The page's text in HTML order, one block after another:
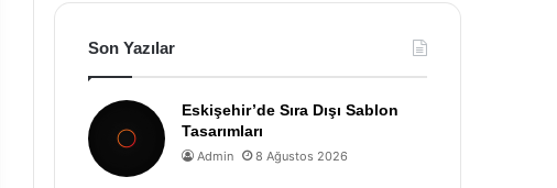
Son Yazılar
Eskişehir’de Sıra Dışı Sablon
Tasarımları
Admin 8 Ağustos 2026